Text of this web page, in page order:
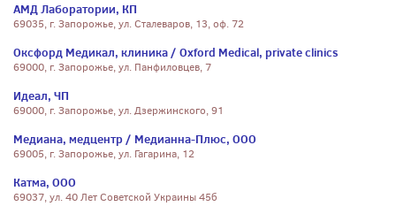
АМД Лаборатории, КП
69035, г. Запорожье, ул. Сталеваров, 13, оф. 72
Оксфорд Медикал, клиника / Oxford Medical, private clinics
69000, г. Запорожье, ул. Панфиловцев, 7
Идеал, ЧП
69000, г. Запорожье, ул. Дзержинского, 91
Медиана, медцентр / Медианна-Плюс, ООО
69005, г. Запорожье, ул. Гагарина, 12
Катма, ООО
69037, ул. 40 Лет Советской Украины 45б